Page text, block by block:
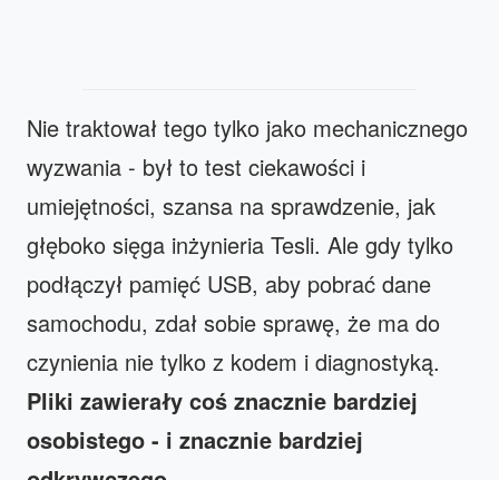
Nie traktował tego tylko jako mechanicznego
wyzwania - był to test ciekawości i
umiejętności, szansa na sprawdzenie, jak
głęboko sięga inżynieria Tesli. Ale gdy tylko
podłączył pamięć USB, aby pobrać dane
samochodu, zdał sobie sprawę, że ma do
czynienia nie tylko z kodem i diagnostyką.
Pliki zawierały coś znacznie bardziej
osobistego - i znacznie bardziej